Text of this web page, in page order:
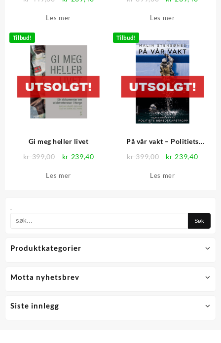
.
Produktkategorier
Motta nyhetsbrev
Siste innlegg
var:
Les mer
var:
Les mer
Tilbud!
Gi meg heller livet
kr399,00
Opprinnelig
var:
kr 239,40Nåværende
Les mer
Tilbud!
På vår vakt – Politiets
kr399,00
Opprinnelig
var:
kr 239,40
Les mer